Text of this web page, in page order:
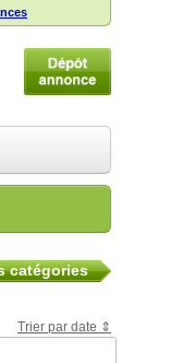
catégories
Trier par date